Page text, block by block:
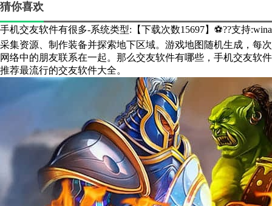
猜你喜欢
手机交友软件有很多-系统类型:【下载次数15697】⚽??支持
采集资源、制作装备并探索地下区域。游戏地图随机生成，每
网络中的朋友联系在一起。那么交友软件有哪些，手机交友软
推荐最流行的交友软件大全。